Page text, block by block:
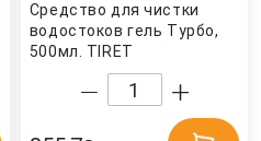
Средство для чистки
водостоков гель Турбо,
500мл. TIRET